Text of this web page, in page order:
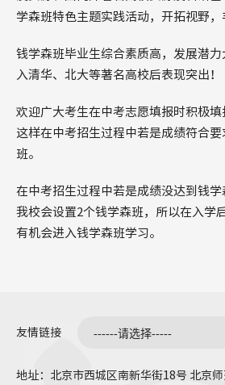
学森班特色主题实践活动，开拓视野，
钱学森班毕业生综合素质高，发展潜
入清华、北大等著名高校后表现突出！
欢迎广大考生在中考志愿填报时积极填
这样在中考招生过程中若是成绩符合
班。
在中考招生过程中若是成绩没达到钱
我校会设置2个钱学森班，所以在入学
有机会进入钱学森班学习。
友情链接
地址：北京市西城区南新华街18号 北京